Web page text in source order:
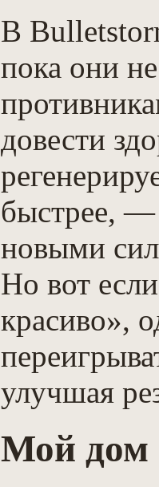
В
пока они
довести
быстрее, —
новыми
Но вот
красиво»,
улучшая
Мой дом